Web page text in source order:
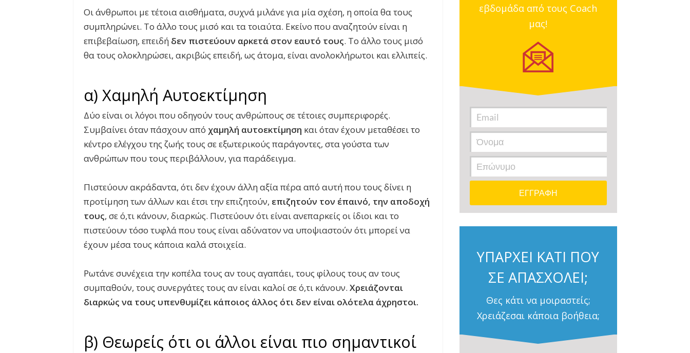
Οι άνθρωποι με τέτοια αισθήματα, συχνά μιλάνε για μία σχέση, η οποία θα τους
συμπληρώνει. Το άλλο τους μισό και τα τοιαύτα. Εκείνο που αναζητούν είναι η
επιβεβαίωση, επειδή δεν πιστεύουν αρκετά στον εαυτό τους. Το άλλο τους μισό
θα τους ολοκληρώσει, ακριβώς επειδή, ως άτομα, είναι ανολοκλήρωτοι και ελλιπείς.
α) Χαμηλή Αυτοεκτίμηση
Δύο είναι οι λόγοι που οδηγούν τους ανθρώπους σε τέτοιες συμπεριφορές.
Συμβαίνει όταν πάσχουν από χαμηλή αυτοεκτίμηση και όταν έχουν μεταθέσει το
κέντρο ελέγχου της ζωής τους σε εξωτερικούς παράγοντες, στα γούστα των
ανθρώπων που τους περιβάλλουν, για παράδειγμα.
Πιστεύουν ακράδαντα, ότι δεν έχουν άλλη αξία πέρα από αυτή που τους δίνει η
προτίμηση των άλλων και έτσι την επιζητούν, επιζητούν τον έπαινό, την αποδοχή
τους, σε ό,τι κάνουν, διαρκώς. Πιστεύουν ότι είναι ανεπαρκείς οι ίδιοι και το
πιστεύουν τόσο τυφλά που τους είναι αδύνατον να υποψιαστούν ότι μπορεί να
έχουν μέσα τους κάποια καλά στοιχεία.
Ρωτάνε συνέχεια την κοπέλα τους αν τους αγαπάει, τους φίλους τους αν τους
συμπαθούν, τους συνεργάτες τους αν είναι καλοί σε ό,τι κάνουν. Χρειάζονται
διαρκώς να τους υπενθυμίζει κάποιος άλλος ότι δεν είναι ολότελα άχρηστοι.
β) Θεωρείς ότι οι άλλοι είναι πιο σημαντικοί
εβδομάδα από τους Coach
μας!
ΥΠΑΡΧΕΙ ΚΑΤΙ ΠΟΥ
ΣΕ ΑΠΑΣΧΟΛΕΙ;
Θες κάτι να μοιραστείς;
Χρειάζεσαι κάποια βοήθεια;